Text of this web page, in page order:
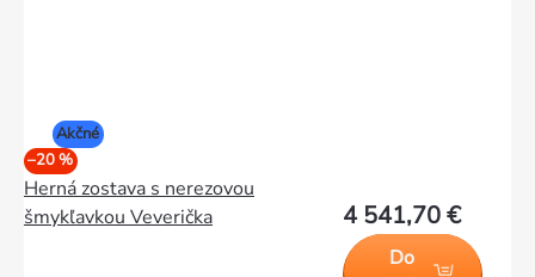
Akčné
–20 %
Herná zostava s nerezovou
šmykľavkou Veverička
4 541,70 €
Do